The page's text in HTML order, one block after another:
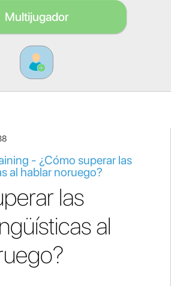
Multijugador
- ¿Cómo superar las
al hablar noruego?
las
al